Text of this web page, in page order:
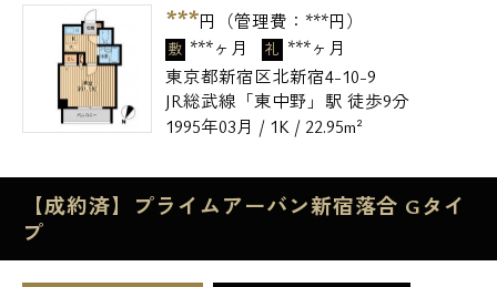
***円（管理費： ***円）
敷 ***ヶ月 礼 ***ヶ月
東京都新宿区北新宿4-10-9
JR総武線「東中野」駅 徒歩9分
1995年03月 / 1K / 22.95m²
【成約済】プライムアーバン新宿落合 Gタイ
プ